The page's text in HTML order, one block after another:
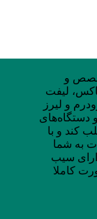
و
لیفت
و لیرز
دستگاه‌های
کند و با
به شما
سیب
کاملا